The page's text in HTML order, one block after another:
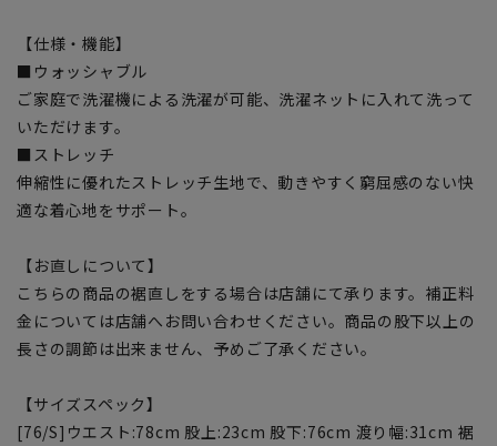
【仕様・機能】
■ウォッシャブル
ご家庭で洗濯機による洗濯が可能、洗濯ネットに入れて洗って
いただけます。
■ストレッチ
伸縮性に優れたストレッチ生地で、動きやすく窮屈感のない快
適な着心地をサポート。
【お直しについて】
こちらの商品の裾直しをする場合は店舗にて承ります。補正料
金については店舗へお問い合わせください。商品の股下以上の
長さの調節は出来ません、予めご了承ください。
【サイズスペック】
[76/S]ウエスト:78cm 股上:23cm 股下:76cm 渡り幅:31cm 裾